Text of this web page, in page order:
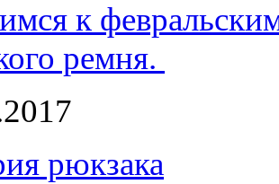
к
ремня.
рюкзака